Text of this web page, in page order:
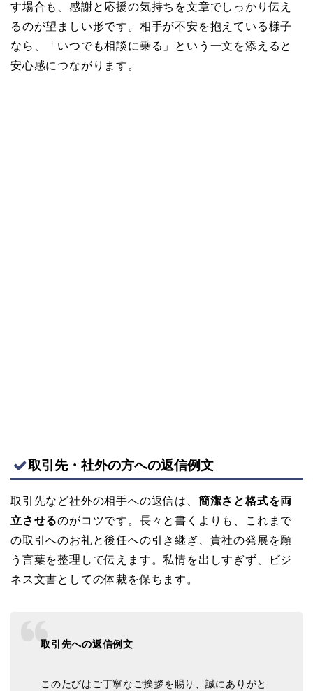
す場合も、感謝と応援の気持ちを文章でしっかり伝え
るのが望ましい形です。相手が不安を抱えている様子
なら、「いつでも相談に乗る」という一文を添えると
安心感につながります。
取引先・社外の方への返信例文
取引先など社外の相手への返信は、 簡潔さと格式を両
立させるのがコツです。長々と書くよりも、これまで
の取引へのお礼と後任への引き継ぎ、貴社の発展を願
う言葉を整理して伝えます。私情を出しすぎず、ビジ
ネス文書としての体裁を保ちます。
取引先への返信例文
このたびはご丁寧なご挨拶を賜り、誠にありがと